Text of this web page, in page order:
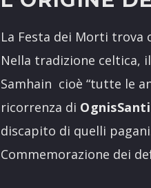
La Festa dei Morti trova
Nella tradizione celtica,
Samhain cioè “tutte le
ricorrenza di OgnisSanti
discapito di quelli
Commemorazione dei